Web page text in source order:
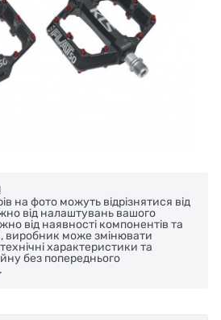
на фото можуть відрізнятися від
від налаштувань вашого
від наявності компонентів та
виробник може змінювати
характеристики та
без попереднього